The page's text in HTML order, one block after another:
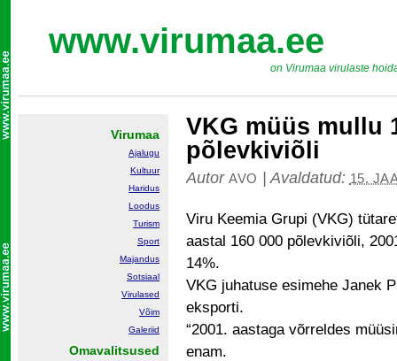
www.virumaa.ee
on Virumaa virulaste
VKG müüs mullu
põlevkiviõli
Autor AVO |Avaldatud: 15.
Viru Keemia Grupi (VKG)
aastal 160 000 põlevkiviõli,
14%.
VKG juhatuse esimehe Janek
eksporti.
“2001. aastaga võrreldes
enam.
Virumaa
Ajalugu
Kultuur
Haridus
Loodus
Turism
Sport
Majandus
Sotsiaal
Virulased
Võim
Galeriid
Omavalitsused